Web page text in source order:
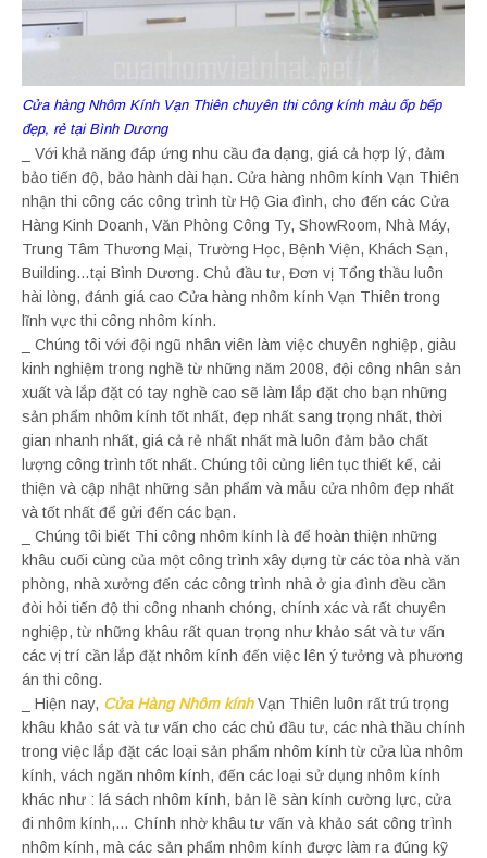
Cửa hàng Nhôm Kính Vạn Thiên chuyên thi công kính màu ốp bếp
đẹp, rẻ tại Bình Dương
_ Với khả năng đáp ứng nhu cầu đa dạng, giá cả hợp lý, đảm
bảo tiến độ, bảo hành dài hạn. Cửa hàng nhôm kính Vạn Thiên
nhận thi công các công trình từ Hộ Gia đình, cho đến các Cửa
Hàng Kinh Doanh, Văn Phòng Công Ty, ShowRoom, Nhà Máy,
Trung Tâm Thương Mại, Trường Học, Bệnh Viện, Khách Sạn,
Building…tại Bình Dương. Chủ đầu tư, Đơn vị Tổng thầu luôn
hài lòng, đánh giá cao Cửa hàng nhôm kính Vạn Thiên trong
lĩnh vực thi công nhôm kính.
_ Chúng tôi với đội ngũ nhân viên làm việc chuyên nghiệp, giàu
kinh nghiệm trong nghề từ những năm 2008, đội công nhân sản
xuất và lắp đặt có tay nghề cao sẽ làm lắp đặt cho bạn những
sản phẩm nhôm kính tốt nhất, đẹp nhất sang trọng nhất, thời
gian nhanh nhất, giá cả rẻ nhất nhất mà luôn đảm bảo chất
lượng công trình tốt nhất. Chúng tôi củng liên tục thiết kế, cải
thiện và cập nhật những sản phẩm và mẫu cửa nhôm đẹp nhất
và tốt nhất để gửi đến các bạn.
_ Chúng tôi biết Thi công nhôm kính là để hoàn thiện những
khâu cuối cùng của một công trình xây dựng từ các tòa nhà văn
phòng, nhà xưởng đến các công trình nhà ở gia đình đều cần
đòi hỏi tiến độ thi công nhanh chóng, chính xác và rất chuyên
nghiệp, từ những khâu rất quan trọng như khảo sát và tư vấn
các vị trí cần lắp đặt nhôm kính đến việc lên ý tưởng và phương
án thi công.
_ Hiện nay, Cửa Hàng Nhôm kínhVạn Thiên luôn rất trú trọng
khâu khảo sát và tư vấn cho các chủ đầu tư, các nhà thầu chính
trong việc lắp đặt các loại sản phẩm nhôm kính từ cửa lùa nhôm
kính, vách ngăn nhôm kính, đến các loại sử dụng nhôm kính
khác như : lá sách nhôm kính, bản lề sàn kính cường lực, cửa
đi nhôm kính,… Chính nhờ khâu tư vấn và khảo sát công trình
nhôm kính, mà các sản phẩm nhôm kính được làm ra đúng kỹ